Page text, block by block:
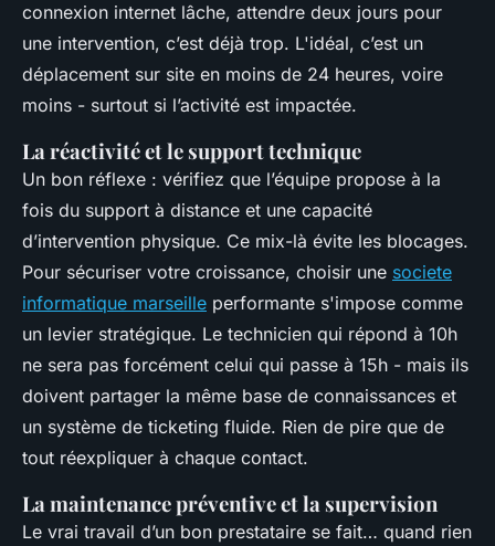
connexion internet lâche, attendre deux jours pour
une intervention, c’est déjà trop. L'idéal, c’est un
déplacement sur site en moins de 24 heures, voire
moins - surtout si l’activité est impactée.
La réactivité et le support technique
Un bon réflexe : vérifiez que l’équipe propose à la
fois du support à distance et une capacité
d’intervention physique. Ce mix-là évite les blocages.
Pour sécuriser votre croissance, choisir une societe
informatique marseille performante s'impose comme
un levier stratégique. Le technicien qui répond à 10h
ne sera pas forcément celui qui passe à 15h - mais ils
doivent partager la même base de connaissances et
un système de ticketing fluide. Rien de pire que de
tout réexpliquer à chaque contact.
La maintenance préventive et la supervision
Le vrai travail d’un bon prestataire se fait… quand rien